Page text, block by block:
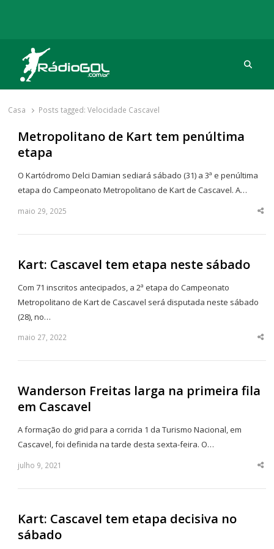
Rádio Gol
Há mais de 20 anos com as melhores coberturas
Casa Posts tagged:Velocidade Cascavel
Metropolitano de Kart tem penúltima
etapa
O Kartódromo Delci Damian sediará sábado (31) a 3ª e penúltima
etapa do Campeonato Metropolitano de Kart de Cascavel. A…
maio 29, 2025
Kart: Cascavel tem etapa neste sábado
Com 71 inscritos antecipados, a 2ª etapa do Campeonato
Metropolitano de Kart de Cascavel será disputada neste sábado
(28), no…
maio 27, 2022
Wanderson Freitas larga na primeira fila
em Cascavel
A formação do grid para a corrida 1 da Turismo Nacional, em
Cascavel, foi definida na tarde desta sexta-feira. O…
julho 9, 2021
Kart: Cascavel tem etapa decisiva no
sábado